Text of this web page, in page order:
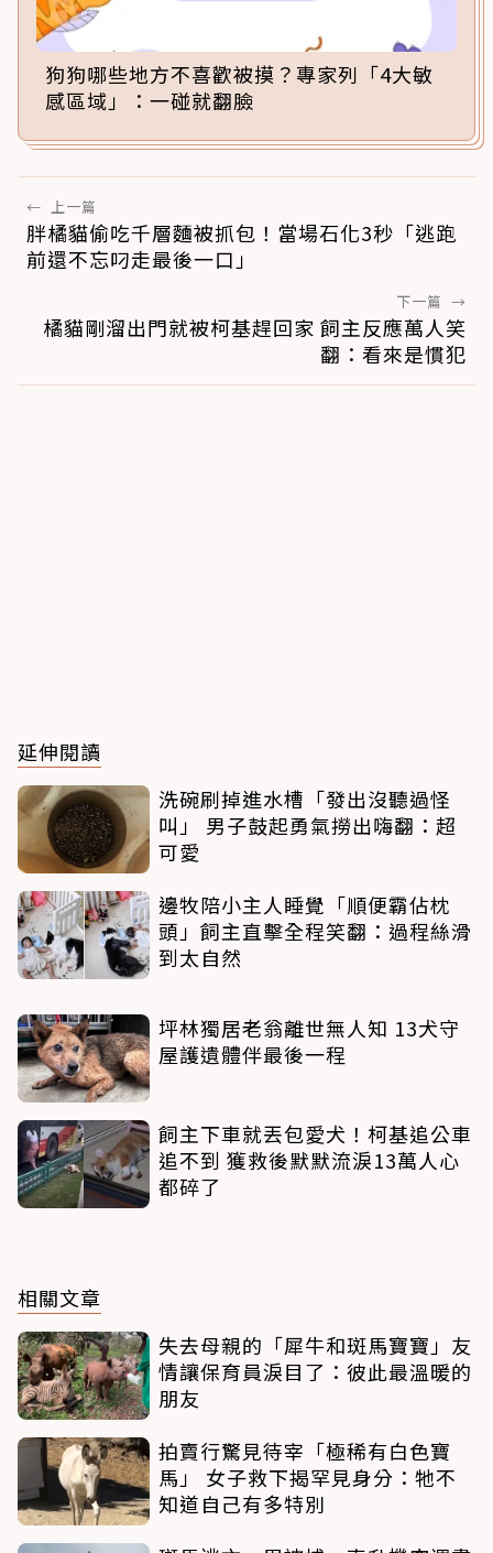
狗狗哪些地方不喜歡被摸？專家列「4大敏
感區域」：一碰就翻臉
← 上一篇
胖橘貓偷吃千層麵被抓包！當場石化3秒「逃跑
前還不忘叼走最後一口」
下一篇 →
橘貓剛溜出門就被柯基趕回家 飼主反應萬人笑
翻：看來是慣犯
延伸閱讀
洗碗刷掉進水槽「發出沒聽過怪
叫」 男子鼓起勇氣撈出嗨翻：超
可愛
邊牧陪小主人睡覺「順便霸佔枕
頭」飼主直擊全程笑翻：過程絲滑
到太自然
坪林獨居老翁離世無人知 13犬守
屋護遺體伴最後一程
飼主下車就丟包愛犬！柯基追公車
追不到 獲救後默默流淚13萬人心
都碎了
相關文章
失去母親的「犀牛和斑馬寶寶」友
情讓保育員淚目了：彼此最溫暖的
朋友
拍賣行驚見待宰「極稀有白色寶
馬」 女子救下揭罕見身分：牠不
知道自己有多特別